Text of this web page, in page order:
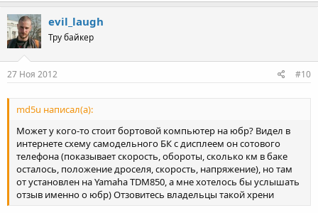
evil_laugh
Тру байкер
27 Ноя 2012 #10
md5u написал(а):
Может у кого-то стоит бортовой компьютер на юбр? Видел в
интернете схему самодельного БК с дисплеем он сотового
телефона (показывает скорость, обороты, сколько км в баке
осталось, положение дроселя, скорость, напряжение), но там
от установлен на Yamaha TDM850, а мне хотелось бы услышать
отзыв именно о юбр) Отзовитесь владельцы такой хрени